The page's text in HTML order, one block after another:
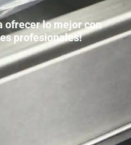
ofrecer lo mejor con
profesionales!